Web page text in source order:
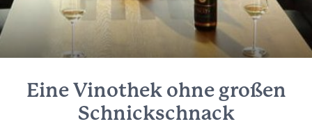
Eine Vinothek ohne großen
Schnickschnack